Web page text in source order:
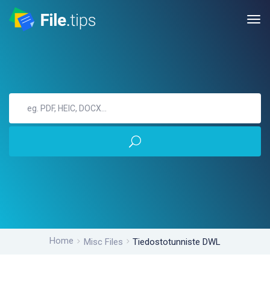
Home Misc Files Tiedostotunniste DWL